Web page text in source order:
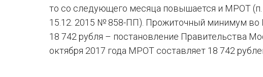
то со следующего месяца повышается и МРОТ
15.12. 2015 № 858-ПП). Прожиточный минимум во
18 742 рубля – постановление Правительства
октября 2017 года МРОТ составляет 18 742